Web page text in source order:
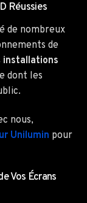
Réussies
de nombreux
de
installations
dont les
nous,
Unilumin pour
Vos Écrans